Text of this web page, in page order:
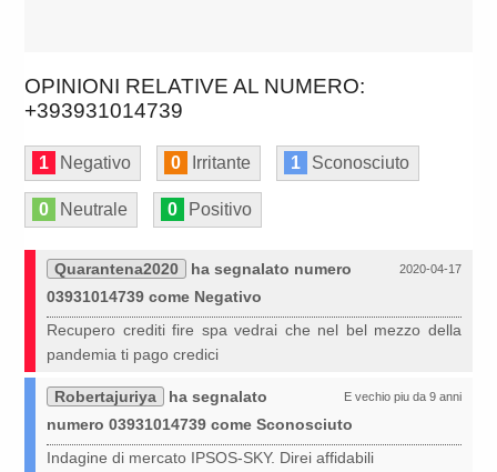
OPINIONI RELATIVE AL NUMERO:
+393931014739
1 Negativo 0 Irritante 1 Sconosciuto
0 Neutrale 0 Positivo
2020-04-17
Quarantena2020
ha segnalato numero
03931014739 come Negativo
Recupero crediti fire spa vedrai che nel bel mezzo della
pandemia ti pago credici
E vechio piu da 9 anni
Robertajuriya
ha segnalato
numero 03931014739 come Sconosciuto
Indagine di mercato IPSOS-SKY. Direi affidabili